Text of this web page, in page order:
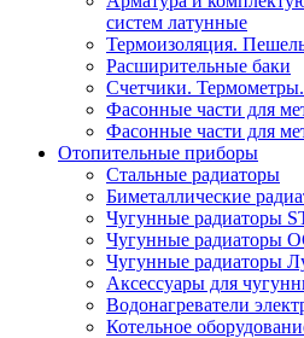
систем латунные
Термоизоляция.
Расширительные баки
Счетчики.
Фасонные части для
Фасонные части для
Отопительные приборы
Стальные радиаторы
Биметаллические
Чугунные радиаторы
Чугунные радиаторы
Чугунные радиаторы
Аксессуары для
Водонагреватели
Котельное